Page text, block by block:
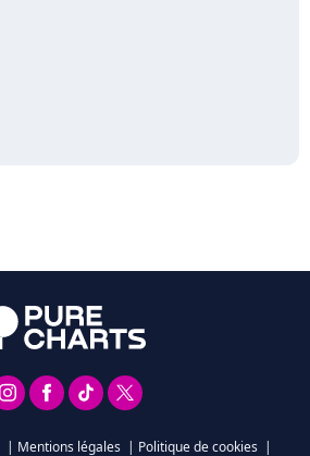
| Mentions légales | Politique de cookies |